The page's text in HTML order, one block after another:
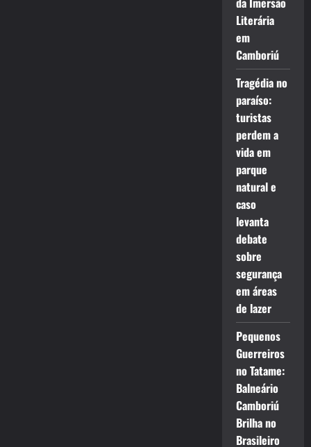
Literária
em
Camboriú
Tragédia no
paraíso:
turistas
perdem a
vida em
parque
natural e
caso
levanta
debate
sobre
segurança
em áreas
de lazer
Pequenos
Guerreiros
no Tatame:
Balneário
Camboriú
Brilha no
Brasileiro